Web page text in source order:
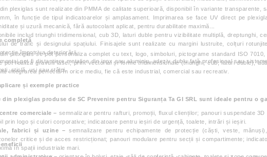
din plexiglas sunt realizate din PMMA de calitate superioară, disponibil în variante transparente,
în funcție de tipul indicatoarelor și amplasament. Imprimarea se face UV direct pe
și uzură mecanică, fără autocolant aplicat, pentru durabilitate maximă.
includ triunghi tridimensional, cub 3D, laturi duble pentru vizibilitate multiplă, dreptunghi,
de trafic și designului spațiului. Finisajele sunt realizate cu margini lustruite, colțuri
împotriva deteriorării.
pot fi distanțiere metalice din inox sau aluminiu, adeziv dublu față profesional sau
sticlă, uși sau stâlpi.
completă
plexiglas se pot personaliza complet cu text, logo, simboluri, pictograme standard ISO
pot realiza gravuri laser, print vectorial și forme tridimensionale (triunghi, cub, laturi duble),
integrarea perfectă în orice mediu, fie că este industrial, comercial sau recreativ.
și exemple practice
din plexiglas produse de SC Prevenire pentru Siguranța Ta GI SRL sunt ideale pentru o
comerciale – semnalizare pentru rafturi, promoții, fluxul clienților; panouri suspendate
prin logo și culori corporative; indicatoare pentru ieșiri de urgență, toalete, intrări și ieșiri.
fabrici și uzine – semnalizare pentru echipamente de protecție (căști, veste,
critice și de acces restricționat; panouri modulare pentru secții și compartimente;
în spații industriale mari.